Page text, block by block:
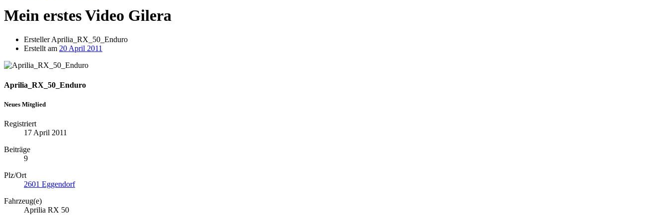
Mein erstes Video Gilera
ErstellerAprilia_RX_50_Enduro
Erstellt am 20 April 2011
Aprilia_RX_50_Enduro
Neues Mitglied
Registriert
17 April 2011
Beiträge
9
Plz/Ort
2601 Eggendorf
Fahrzeug(e)
Aprilia RX 50